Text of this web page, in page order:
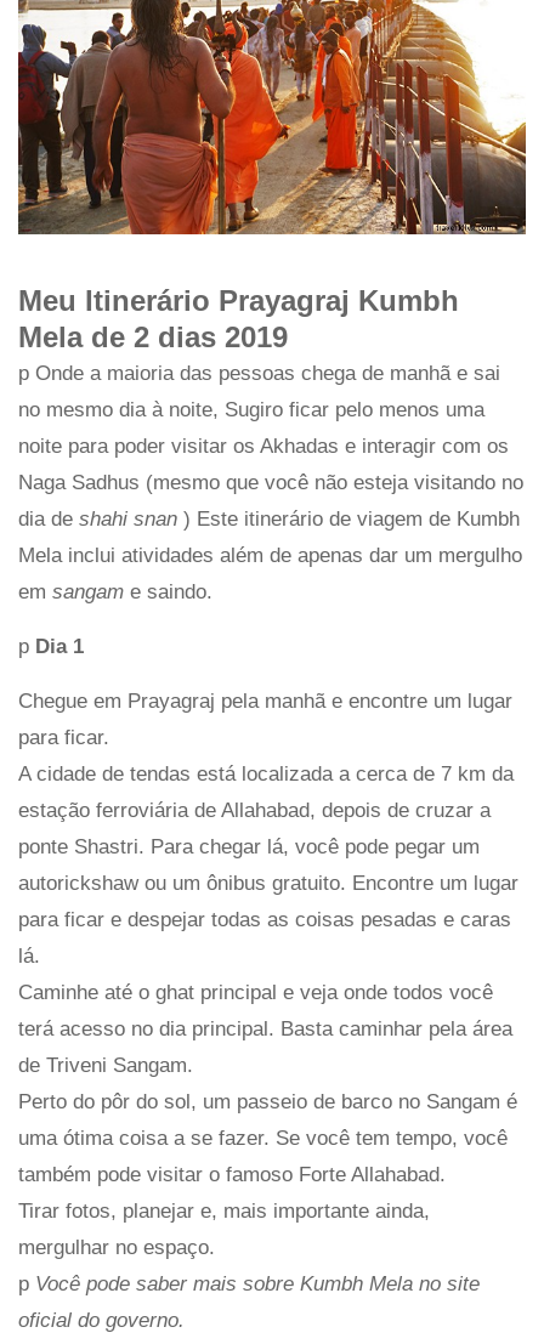
Meu Itinerário Prayagraj Kumbh
Mela de 2 dias 2019
p Onde a maioria das pessoas chega de manhã e sai
no mesmo dia à noite, Sugiro ficar pelo menos uma
noite para poder visitar os Akhadas e interagir com os
Naga Sadhus (mesmo que você não esteja visitando no
dia de shahi snan ) Este itinerário de viagem de Kumbh
Mela inclui atividades além de apenas dar um mergulho
em sangam e saindo.
p Dia 1
Chegue em Prayagraj pela manhã e encontre um lugar
para ficar.
A cidade de tendas está localizada a cerca de 7 km da
estação ferroviária de Allahabad, depois de cruzar a
ponte Shastri. Para chegar lá, você pode pegar um
autorickshaw ou um ônibus gratuito. Encontre um lugar
para ficar e despejar todas as coisas pesadas e caras
lá.
Caminhe até o ghat principal e veja onde todos você
terá acesso no dia principal. Basta caminhar pela área
de Triveni Sangam.
Perto do pôr do sol, um passeio de barco no Sangam é
uma ótima coisa a se fazer. Se você tem tempo, você
também pode visitar o famoso Forte Allahabad.
Tirar fotos, planejar e, mais importante ainda,
mergulhar no espaço.
p Você pode saber mais sobre Kumbh Mela no site
oficial do governo.